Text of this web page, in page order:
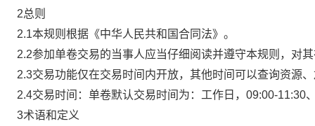
2总则
2.1本规则根据《中华人民共和国合同法》。
2.2参加单卷交易的当事人应当仔细阅读并遵守本规则，对
2.3交易功能仅在交易时间内开放，其他时间可以查询资源
2.4交易时间：单卷默认交易时间为：工作日，09:00-11:30
3术语和定义